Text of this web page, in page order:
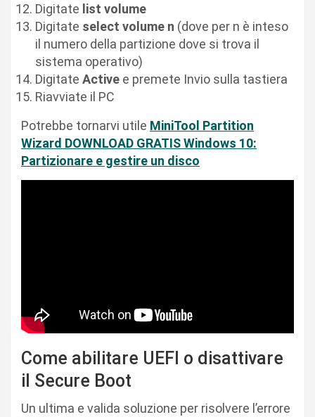
Digitate list volume
Digitate select volume n (dove per n è inteso
il numero della partizione dove si trova il
sistema operativo)
Digitate Active e premete Invio sulla tastiera
Riavviate il PC
Potrebbe tornarvi utile MiniTool Partition
Wizard DOWNLOAD GRATIS Windows 10:
Partizionare e gestire un disco
Come abilitare UEFI o disattivare
il Secure Boot
Un ultima e valida soluzione per risolvere l’errore